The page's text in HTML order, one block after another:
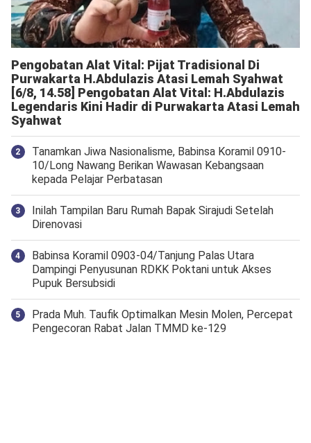
Pengobatan Alat Vital: Pijat Tradisional Di
Purwakarta H.Abdulazis Atasi Lemah Syahwat
[6/8, 14.58] Pengobatan Alat Vital: H.Abdulazis
Legendaris Kini Hadir di Purwakarta Atasi Lemah
Syahwat
Tanamkan Jiwa Nasionalisme, Babinsa Koramil 0910-
10/Long Nawang Berikan Wawasan Kebangsaan
kepada Pelajar Perbatasan
Inilah Tampilan Baru Rumah Bapak Sirajudi Setelah
Direnovasi
‎Babinsa Koramil 0903-04/Tanjung Palas Utara
Dampingi Penyusunan RDKK Poktani untuk Akses
Pupuk Bersubsidi
Prada Muh. Taufik Optimalkan Mesin Molen, Percepat
Pengecoran Rabat Jalan TMMD ke-129